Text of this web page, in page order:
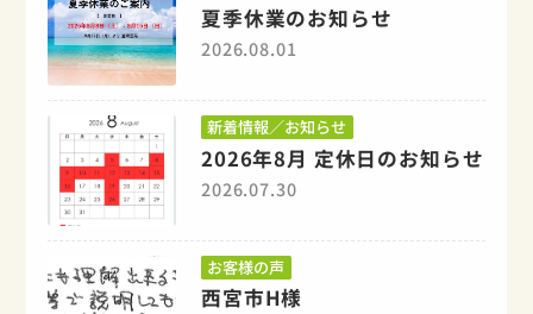
夏季休業のお知らせ
2026.08.01
新着情報／お知らせ
2026年8月 定休日のお知らせ
2026.07.30
お客様の声
西宮市H様